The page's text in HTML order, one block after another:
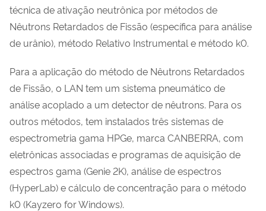
técnica de ativação neutrônica por métodos de
Nêutrons Retardados de Fissão (específica para análise
de urânio), método Relativo Instrumental e método k0.
Para a aplicação do método de Nêutrons Retardados
de Fissão, o LAN tem um sistema pneumático de
análise acoplado a um detector de nêutrons. Para os
outros métodos, tem instalados três sistemas de
espectrometria gama HPGe, marca CANBERRA, com
eletrônicas associadas e programas de aquisição de
espectros gama (Genie 2K), análise de espectros
(HyperLab) e cálculo de concentração para o método
k0 (Kayzero for Windows).